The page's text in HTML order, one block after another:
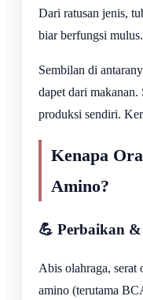
Dari ratusan jenis,
biar berfungsi mulus.
Sembilan di
dapet dari
produksi sendiri.
Kenapa
Amino?
💪 Perbaikan
Abis olahraga,
amino (terutama